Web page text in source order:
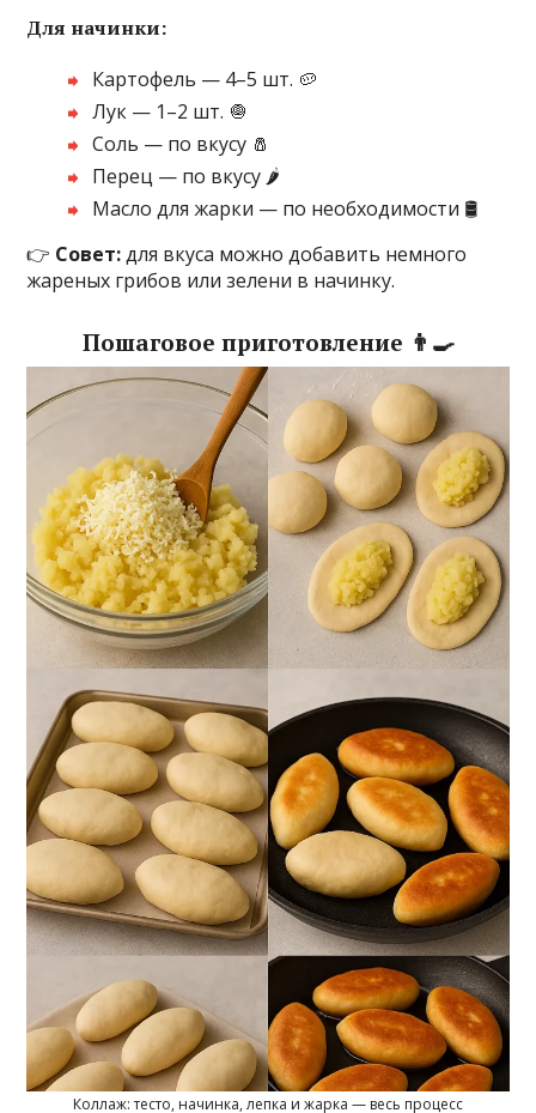
Для начинки:
Картофель — 4–5 шт. 🥔
Лук — 1–2 шт. 🧅
Соль — по вкусу 🧂
Перец — по вкусу 🌶️
Масло для жарки — по необходимости 🛢️
👉 Совет:для вкуса можно добавить немного
жареных грибов или зелени в начинку.
Пошаговое приготовление 👨‍🍳
Коллаж: тесто, начинка, лепка и жарка — весь процесс